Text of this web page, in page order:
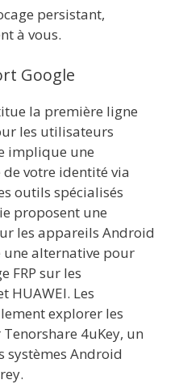
persistant,
à vous.
Google
la première ligne
les utilisateurs
implique une
votre identité via
outils spécialisés
proposent une
les appareils Android
une alternative pour
FRP sur les
HUAWEI. Les
explorer les
4uKey, un
systèmes Android